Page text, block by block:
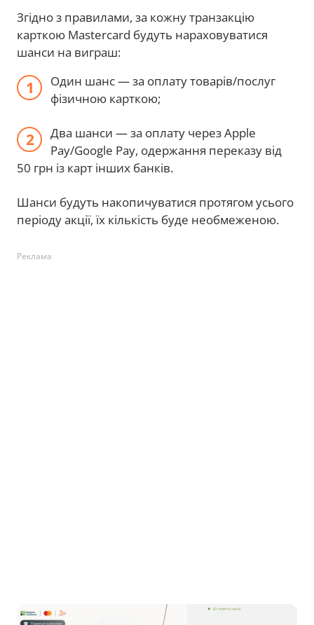
Згідно з правилами, за кожну транзакцію
карткою Mastercard будуть нараховуватися
шанси на виграш:
Один шанс — за оплату товарів/послуг
фізичною карткою;
Два шанси — за оплату через Apple
Pay/Google Pay, одержання переказу від
50 грн із карт інших банків.
Шанси будуть накопичуватися протягом усього
періоду акції, їх кількість буде необмеженою.
Реклама